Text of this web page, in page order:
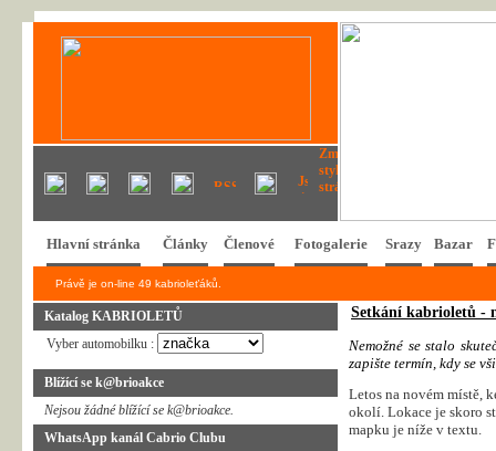
Hlavní stránka Články Členové Fotogalerie Srazy Bazar
Právě je on-line 49 kabrioleťáků.
Katalog KABRIOLETŮ
Vyber automobilku :
Blížící se k@brioakce
Nejsou žádné blížící se k@brioakce.
WhatsApp kanál Cabrio Clubu
Setkání kabrioletů -
Nemožné se stalo skute
zapište termín, kdy se vši
Letos na novém místě,
okolí. Lokace je skoro
mapku je níže v textu.